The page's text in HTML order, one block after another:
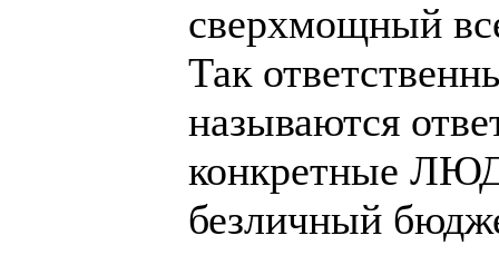
сверхмощный
Так
называются
конкретные
безличный